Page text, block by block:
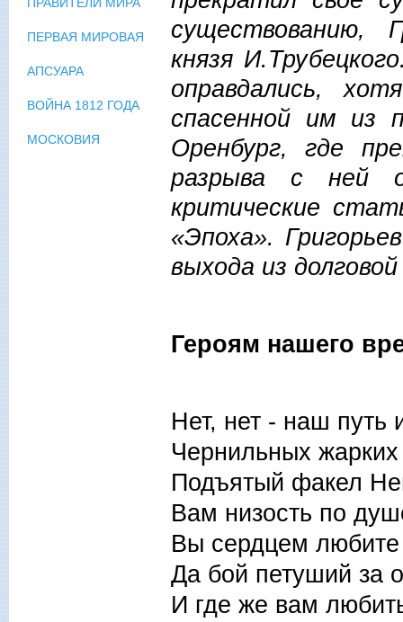
существованию,
князя
оправдались,
спасенной им из
Оренбург, где
разрыва с ней
критические
«Эпоха».
выхода из
Героям нашего
Нет, нет - наш
Чернильных
Подъятый факел
Вам низость по
Вы сердцем
Да бой петуший за
И где же вам
ПРАВИТЕЛИ МИРА
ПЕРВАЯ МИРОВАЯ
АПСУАРА
ВОЙНА 1812 ГОДА
МОСКОВИЯ